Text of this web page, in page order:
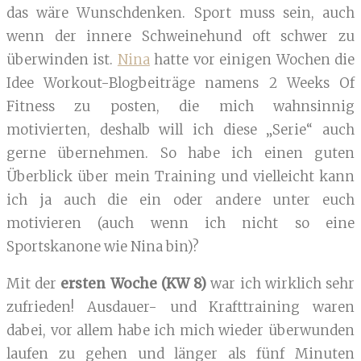
das wäre Wunschdenken. Sport muss sein, auch
wenn der innere Schweinehund oft schwer zu
überwinden ist. Ninahatte vor einigen Wochen die
Idee Workout-Blogbeiträge namens 2 Weeks Of
Fitness zu posten, die mich wahnsinnig
motivierten, deshalb will ich diese „Serie“ auch
gerne übernehmen. So habe ich einen guten
Überblick über mein Training und vielleicht kann
ich ja auch die ein oder andere unter euch
motivieren (auch wenn ich nicht so eine
Sportskanone wie Nina bin)?
Mit der ersten Woche (KW 8) war ich wirklich sehr
zufrieden! Ausdauer- und Krafttraining waren
dabei, vor allem habe ich mich wieder überwunden
laufen zu gehen und länger als fünf Minuten